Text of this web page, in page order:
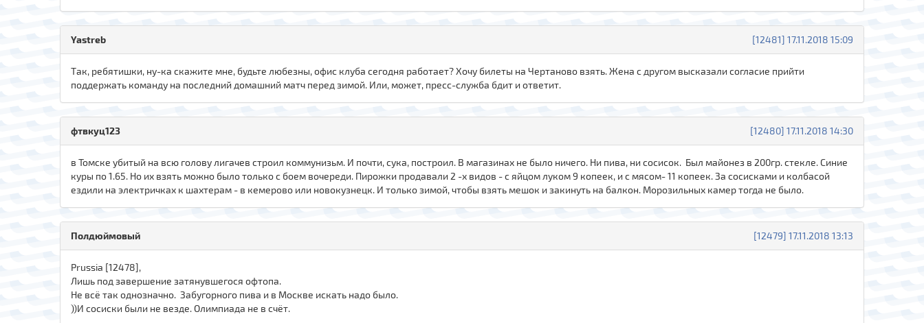
[12481] 17.11.2018 15:09
Yastreb
Так, ребятишки, ну-ка скажите мне, будьте любезны, офис клуба сегодня работает? Хочу билеты на Чертаново взять. Жена с другом высказали согласие прийти
поддержать команду на последний домашний матч перед зимой. Или, может, пресс-служба бдит и ответит.
[12480] 17.11.2018 14:30
фтвкуц123
в Томске убитый на всю голову лигачев строил коммунизьм. И почти, сука, построил. В магазинах не было ничего. Ни пива, ни сосисок. Был майонез в 200гр. стекле. Синие
куры по 1.65. Но их взять можно было только с боем вочереди. Пирожки продавали 2 -х видов - с яйцом луком 9 копеек, и с мясом- 11 копеек. За сосисками и колбасой
ездили на электричках к шахтерам - в кемерово или новокузнецк. И только зимой, чтобы взять мешок и закинуть на балкон. Морозильных камер тогда не было.
[12479] 17.11.2018 13:13
Полдюймовый
Prussia [12478],
Лишь под завершение затянувшегося офтопа.
Не всё так однозначно. Забугорного пива и в Москве искать надо было.
))И сосиски были не везде. Олимпиада не в счёт.